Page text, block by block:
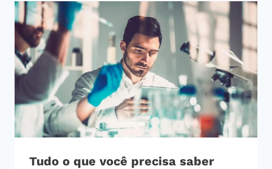
Tudo o que você precisa saber